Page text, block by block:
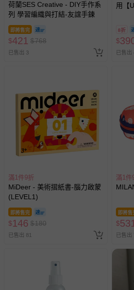
非以有形媒介提供之數位內容
上服務，經消費者事先同意始
戲或活動點數等）。
已拆封之以下類型商品：
-個人衛生用品（例如尿布、
-接觸性孕哺產品（奶嘴、奶瓶
帶束縛衣、餐搖椅等）。
-其他原廠盒裝商品封口處已貼
示字句等說明貼紙、封條者。
國際航空、客運、訂房等服務。
其他常見問題：
運送服務：目前提供的運送僅限台
區，可能會無法配送，或須依據商
亦保留出貨與否的權利。離島、偏
如您收到商品，請依正常流程檢查
荷蘭SES Creative - DIY手作系
列 學習編織與打結-友誼手鍊
即將售完
$421 $768
已售出 3
用【
訂單
人小
8折
$
已售出
滿1件9折
MiDeer - 美術摺紙書-腦力啟蒙
(LEVEL1)
即將售完
$146 $180
已售出 81
滿1件
即將售
$
已售出